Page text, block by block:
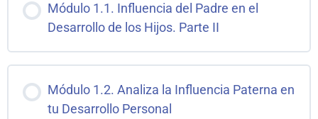
Módulo 1.1. Influencia del Padre en el
Desarrollo de los Hijos. Parte II
Módulo 1.2. Analiza la Influencia Paterna en
tu Desarrollo Personal